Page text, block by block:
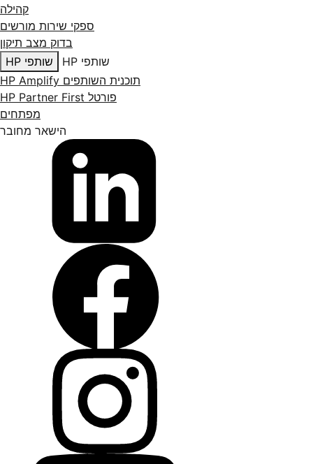
קהילה
ספקי שירות מורשים
בדוק מצב תיקון
שותפי HP
שותפי HP
תוכנית השותפים HP Amplify
פורטל HP Partner First
מפתחים
הישאר מחובר